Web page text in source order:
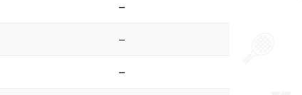
–
–
–